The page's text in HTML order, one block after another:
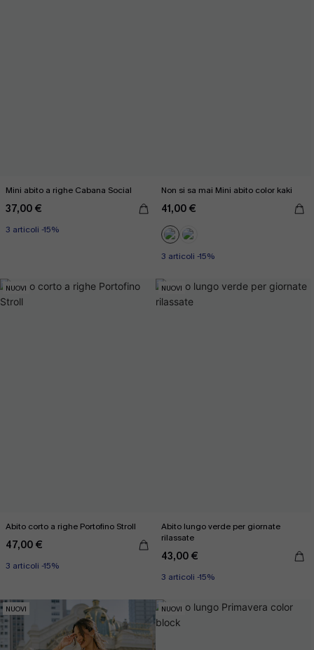
Mini abito a righe Cabana Social
37,00 €
3 articoli -15%
Non si sa mai Mini abito color kaki
41,00 €
3 articoli -15%
NUOVI
Abito corto a righe Portofino Stroll
47,00 €
3 articoli -15%
NUOVI
Abito lungo verde per giornate
rilassate
43,00 €
3 articoli -15%
NUOVI NUOVI